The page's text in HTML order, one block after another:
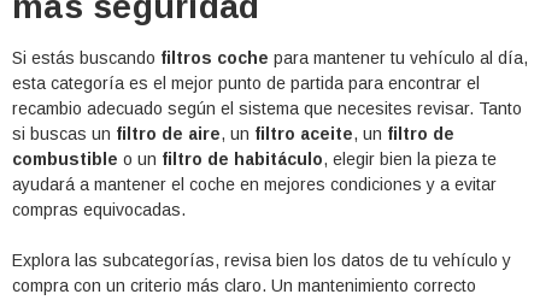
Si estás buscando filtros coche para mantener tu vehículo al día,
esta categoría es el mejor punto de partida para encontrar el
recambio adecuado según el sistema que necesites revisar. Tanto
si buscas un filtro de aire, un filtro aceite, un filtro de
combustible o un filtro de habitáculo, elegir bien la pieza te
ayudará a mantener el coche en mejores condiciones y a evitar
compras equivocadas.
Explora las subcategorías, revisa bien los datos de tu vehículo y
compra con un criterio más claro. Un mantenimiento correcto